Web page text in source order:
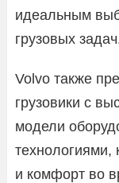
идеальным
грузовых
Volvo также
грузовики с
модели
технологиями,
и комфорт во